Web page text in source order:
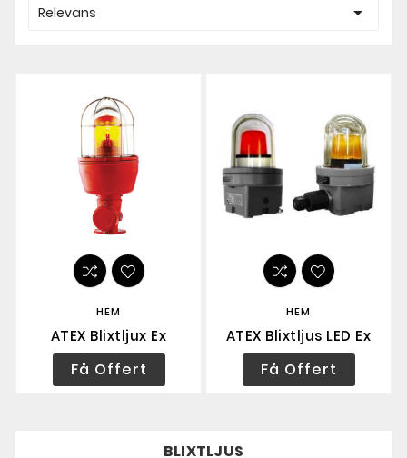
Relevans 
HEM
ATEX Blixtljux Ex
Få Offert
HEM
ATEX Blixtljus LED Ex
Få Offert
BLIXTLJUS